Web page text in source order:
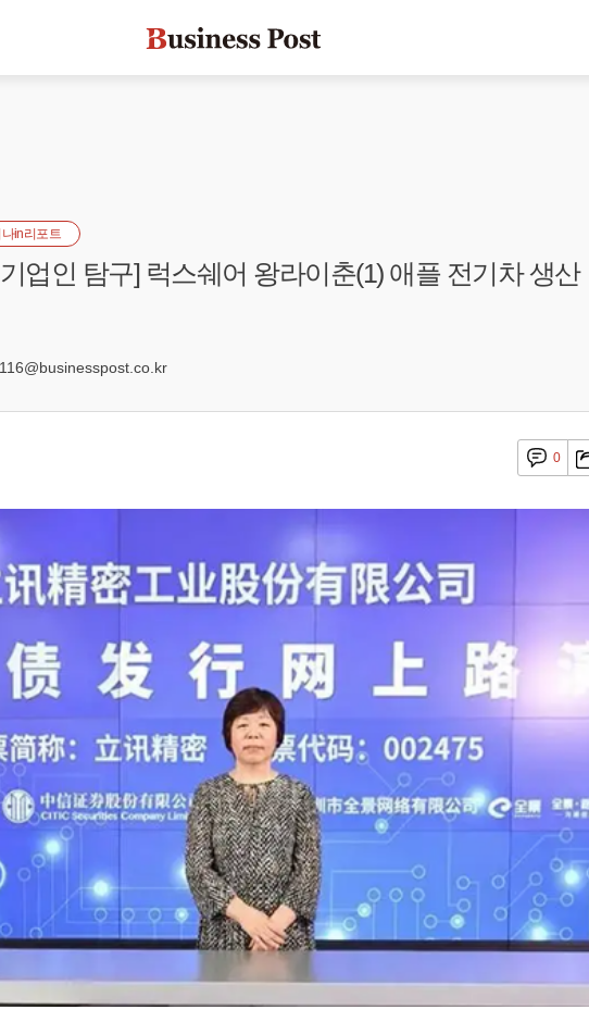
나in리포트
업인 탐구] 럭스쉐어 왕라이춘(1) 애플 전기차 생산
0